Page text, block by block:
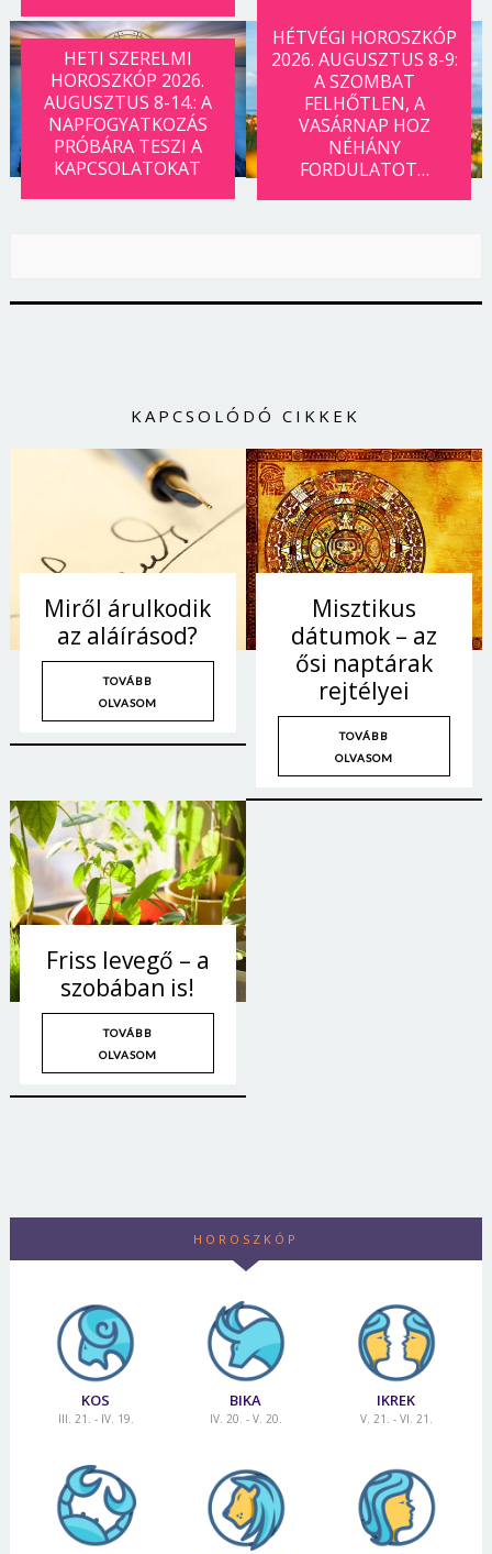
HETI SZERELMI
HOROSZKÓP 2026.
AUGUSZTUS 8-14.: A
NAPFOGYATKOZÁS
PRÓBÁRA TESZI A
KAPCSOLATOKAT
HÉTVÉGI HOROSZKÓP
2026. AUGUSZTUS 8-9:
A SZOMBAT
FELHŐTLEN, A
VASÁRNAP HOZ
NÉHÁNY
FORDULATOT…
KAPCSOLÓDÓ CIKKEK
Miről árulkodik
az aláírásod?
TOVÁBB
OLVASOM
Misztikus
dátumok – az
ősi naptárak
rejtélyei
TOVÁBB
OLVASOM
Friss levegő – a
szobában is!
TOVÁBB
OLVASOM
HOROSZKÓP
KOS
III. 21. - IV. 19.
BIKA
IV. 20. - V. 20.
IKREK
V. 21. - VI. 21.
Jelszó
Mégse Bejelentkezés